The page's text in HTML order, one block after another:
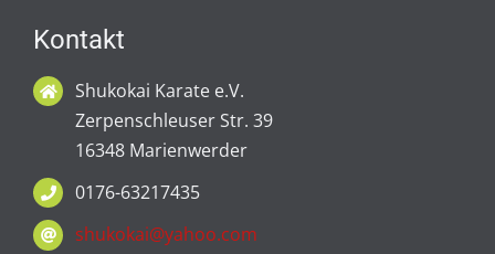
Facebook/News
Kontakt
Shukokai Karate e.V.
Zerpenschleuser Str. 39
16348 Marienwerder
0176-63217435
shukokai@yahoo.com